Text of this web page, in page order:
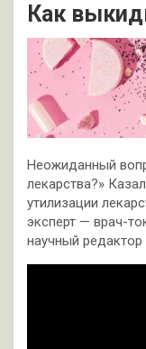
Как
Неожиданный
лекарства?»
утилизации
эксперт — врач-
научный